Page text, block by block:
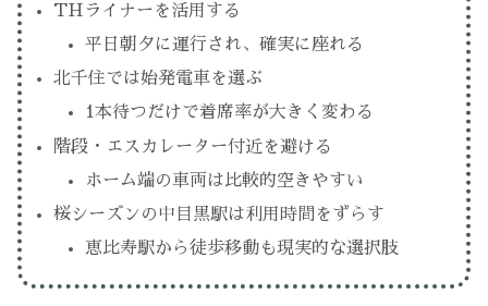
THライナーを活用する
平日朝夕に運行され、確実に座れる
北千住では始発電車を選ぶ
1本待つだけで着席率が大きく変わる
階段・エスカレーター付近を避ける
ホーム端の車両は比較的空きやすい
桜シーズンの中目黒駅は利用時間をずらす
恵比寿駅から徒歩移動も現実的な選択肢